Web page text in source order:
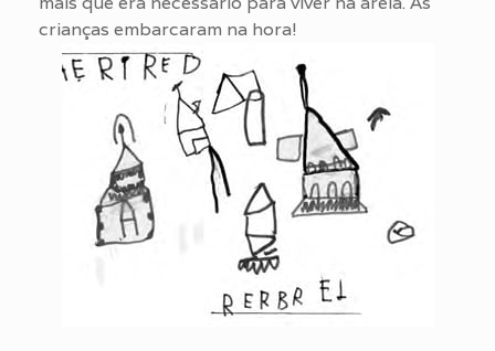
crianças embarcaram na hora!